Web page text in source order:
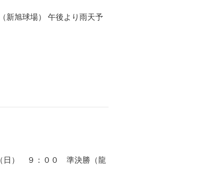
旭球場） 午後より雨天予
日） ９：００ 準決勝（龍